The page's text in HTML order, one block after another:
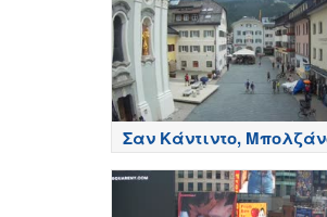
Σαν Κάντιντο,
Candido, Bolzano